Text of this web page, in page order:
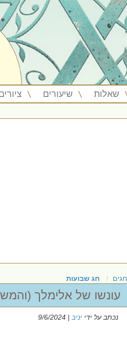
שאלות שיעורים
חגים חג שבועות
עונשו של אלימלך
נכתב על ידי יניב | 9/6/2024